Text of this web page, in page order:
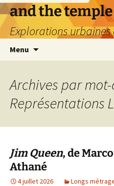
Aller
au
contenu
and the
Explorations
Menu
Archives par mot-
Représentations
Jim Queen, de
Athané
4 juillet 2026 Longs